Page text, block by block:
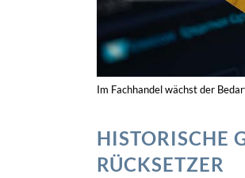
Im Fachhandel wächst der
HISTORISCHE
RÜCKSETZER